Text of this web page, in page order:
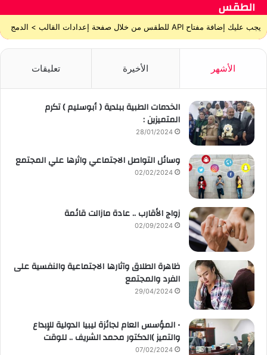
الطقس
يجب عليك إضافة مفتاح API للطقس من خلال صفحة إعدادات القالب > الدمج
الأشهر الأخيرة تعليقات
الخدمات الطبية ببلدية ( أبوسليم ) تكرم
المتميزين :
28/01/2024
وسائل التواصل الاجتماعي واثرها علي المجتمع
02/02/2024
زواج الأقارب .. عادة مازالت قائمة
02/09/2024
ظاهرة الطلاق وآثارها الاجتماعية والنفسية على
الفرد والمجتمع
29/04/2024
• المؤسس العام لجائزة ليبيا الدولية للإبداع
والتميز )الدكتور محمد الشريف .. للوقت
07/02/2024